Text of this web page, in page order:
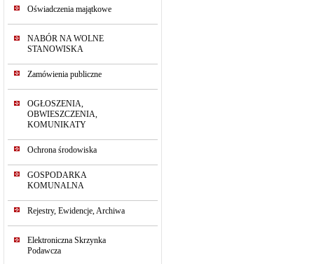
Oświadczenia majątkowe
NABÓR NA WOLNE
STANOWISKA
Zamówienia publiczne
OGŁOSZENIA,
OBWIESZCZENIA,
KOMUNIKATY
Ochrona środowiska
GOSPODARKA
KOMUNALNA
Rejestry, Ewidencje, Archiwa
Elektroniczna Skrzynka
Podawcza